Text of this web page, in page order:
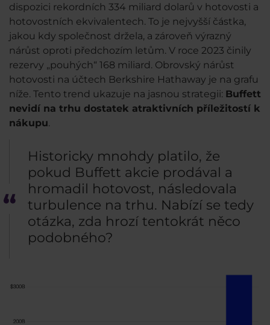
dispozici rekordních 334 miliard dolarů v hotovosti a
hotovostních ekvivalentech. To je nejvyšší částka,
jakou kdy společnost držela, a zároveň výrazný
nárůst oproti předchozím letům. V roce 2023 činily
rezervy „pouhých“ 168 miliard. Obrovský nárůst
hotovosti na účtech Berkshire Hathaway je na grafu
níže. Tento trend ukazuje na jasnou strategii: Buffett
nevidí na trhu dostatek atraktivních příležitostí k
nákupu.
Historicky mnohdy platilo, že
pokud Buffett akcie prodával a
hromadil hotovost, následovala
turbulence na trhu. Nabízí se tedy
otázka, zda hrozí tentokrát něco
podobného?